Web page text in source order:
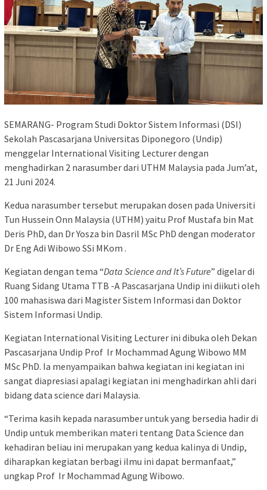
SEMARANG- Program Studi Doktor Sistem Informasi (DSI)
Sekolah Pascasarjana Universitas Diponegoro (Undip)
menggelar International Visiting Lecturer dengan
menghadirkan 2 narasumber dari UTHM Malaysia pada Jum’at,
21 Juni 2024.
Kedua narasumber tersebut merupakan dosen pada Universiti
Tun Hussein Onn Malaysia (UTHM) yaitu Prof Mustafa bin Mat
Deris PhD, dan Dr Yosza bin Dasril MSc PhD dengan moderator
Dr Eng Adi Wibowo SSi MKom .
Kegiatan dengan tema “Data Science and It’s Future” digelar di
Ruang Sidang Utama TTB -A Pascasarjana Undip ini diikuti oleh
100 mahasiswa dari Magister Sistem Informasi dan Doktor
Sistem Informasi Undip.
Kegiatan International Visiting Lecturer ini dibuka oleh Dekan
Pascasarjana Undip Prof Ir Mochammad Agung Wibowo MM
MSc PhD. Ia menyampaikan bahwa kegiatan ini kegiatan ini
sangat diapresiasi apalagi kegiatan ini menghadirkan ahli dari
bidang data science dari Malaysia.
“Terima kasih kepada narasumber untuk yang bersedia hadir di
Undip untuk memberikan materi tentang Data Science dan
kehadiran beliau ini merupakan yang kedua kalinya di Undip,
diharapkan kegiatan berbagi ilmu ini dapat bermanfaat,”
ungkap Prof Ir Mochammad Agung Wibowo.